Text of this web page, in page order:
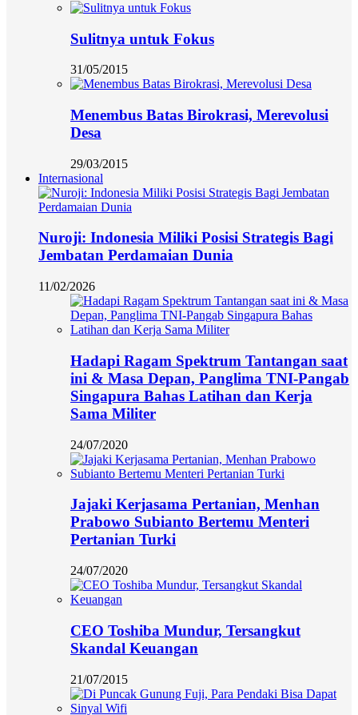
Sulitnya untuk Fokus
31/05/2015
Menembus Batas Birokrasi, Merevolusi
Desa
29/03/2015
Internasional
Nuroji: Indonesia Miliki Posisi Strategis Bagi
Jembatan Perdamaian Dunia
11/02/2026
Hadapi Ragam Spektrum Tantangan saat
ini & Masa Depan, Panglima TNI-Pangab
Singapura Bahas Latihan dan Kerja
Sama Militer
24/07/2020
Jajaki Kerjasama Pertanian, Menhan
Prabowo Subianto Bertemu Menteri
Pertanian Turki
24/07/2020
CEO Toshiba Mundur, Tersangkut
Skandal Keuangan
21/07/2015